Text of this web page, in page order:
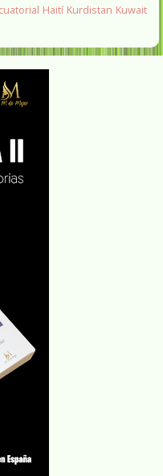
Haití Kurdistan Kuwait